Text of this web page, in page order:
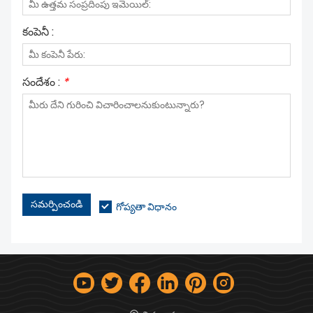
కంపెనీ :
సందేశం : *
సమర్పించండి గోప్యతా విధానం